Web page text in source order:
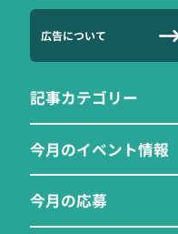
広告について
記事カテゴリー
今月のイベント情報
今月の応募